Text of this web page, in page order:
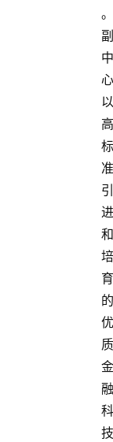
。
副
中
心
以
高
标
准
引
进
和
培
育
的
优
质
金
融
科
技